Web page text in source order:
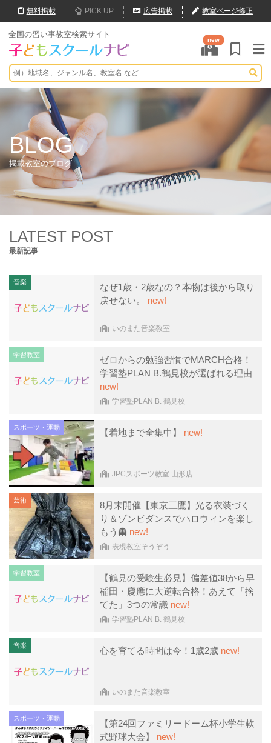
無料掲載 PICK UP 広告掲載 教室ページ修正
全国の習い事教室検索サイト
new
BLOG
掲載教室のブログ
LATEST POST
最新記事
音楽
なぜ1歳・2歳なの？本物は後から取り
戻せない。 new!
いのまた音楽教室
学習教室
ゼロからの勉強習慣でMARCH合格！
学習塾PLAN B.鶴見校が選ばれる理由
new!
学習塾PLAN B. 鶴見校
スポーツ・運動 【着地まで全集中】 new!
JPCスポーツ教室 山形店
芸術
8月末開催【東京三鷹】光る衣装づく
り＆ゾンビダンスでハロウィンを楽し
もう👻 new!
表現教室そうぞう
学習教室
【鶴見の受験生必見】偏差値38から早
稲田・慶應に大逆転合格！あえて「捨
てた」3つの常識 new!
学習塾PLAN B. 鶴見校
音楽 心を育てる時間は今！1歳2歳 new!
いのまた音楽教室
スポーツ・運動
【第24回ファミリードーム杯小学生軟
式野球大会】 new!